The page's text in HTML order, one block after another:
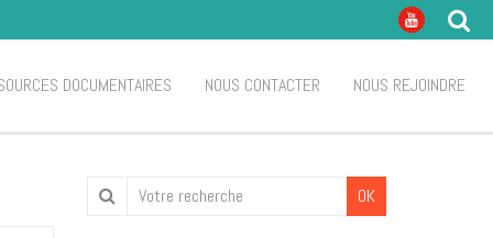
DOCUMENTAIRES NOUS CONTACTER NOUS REJOINDRE
OK